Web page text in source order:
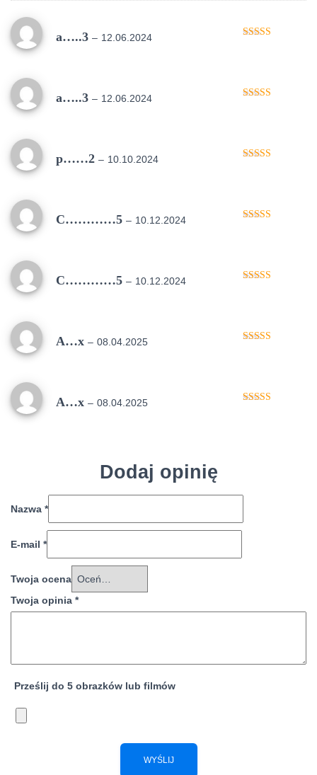
a…..3 – 12.06.2024
a…..3 – 12.06.2024
p……2 – 10.10.2024
C…………5 – 10.12.2024
C…………5 – 10.12.2024
A…x – 08.04.2025
A…x – 08.04.2025
Dodaj opinię
Nazwa *
E-mail *
Twoja ocena
Twoja opinia *
Prześlij do 5 obrazków lub filmów